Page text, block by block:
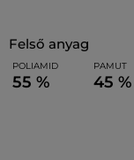
felső anyag
POLIAMID
55 %
PAMUT
45 %